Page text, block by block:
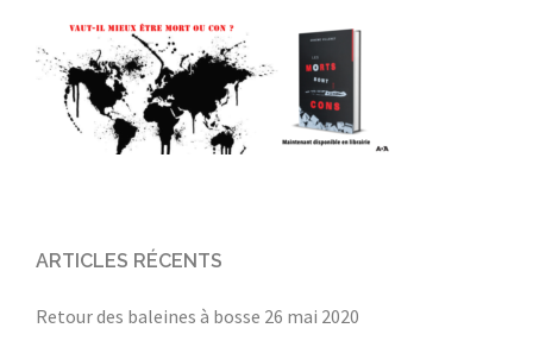
ARTICLES RÉCENTS
Retour des baleines à bosse 26 mai 2020